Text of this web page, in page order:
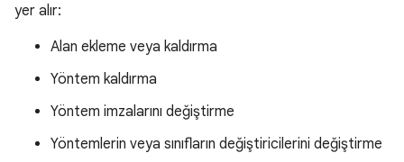
yer alır:
Alan ekleme veya kaldırma
Yöntem kaldırma
Yöntem imzalarını değiştirme
Yöntemlerin veya sınıfların değiştiricilerini değiştirme